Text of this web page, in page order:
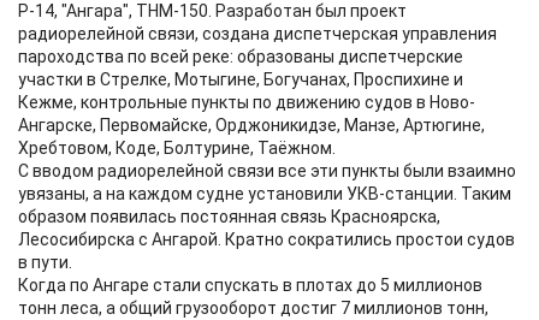
Р-14, "Ангара", ТНМ-150. Разработан был проект
радиорелейной связи, создана диспетчерская управления
пароходства по всей реке: образованы диспетчерские
участки в Стрелке, Мотыгине, Богучанах, Проспихине и
Кежме, контрольные пункты по движению судов в Ново-
Ангарске, Первомайске, Орджоникидзе, Манзе, Артюгине,
Хребтовом, Коде, Болтурине, Таёжном.
С вводом радиорелейной связи все эти пункты были взаимно
увязаны, а на каждом судне установили УКВ-станции. Таким
образом появилась постоянная связь Красноярска,
Лесосибирска с Ангарой. Кратно сократились простои судов
в пути.
Когда по Ангаре стали спускать в плотах до 5 миллионов
тонн леса, а общий грузооборот достиг 7 миллионов тонн,